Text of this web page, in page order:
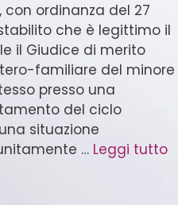
con ordinanza del 27
che è legittimo il
il Giudice di merito
familiare del minore
presso una
del ciclo
situazione
… Leggi tutto